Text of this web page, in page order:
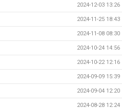
2024-12-03 13:26
2024-11-25 18:43
2024-11-08 08:30
2024-10-24 14:56
2024-10-22 12:16
2024-09-09 15:39
2024-09-04 12:20
2024-08-28 12:24